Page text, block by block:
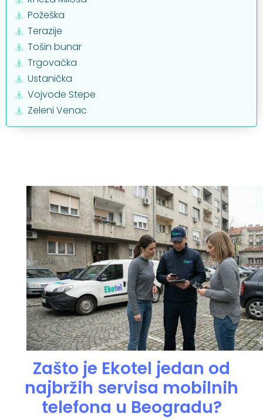
Požeška
Terazije
Tošin bunar
Trgovačka
Ustanička
Vojvode Stepe
Zeleni Venac
Zašto je Ekotel jedan od
najbržih servisa mobilnih
telefona u Beogradu?